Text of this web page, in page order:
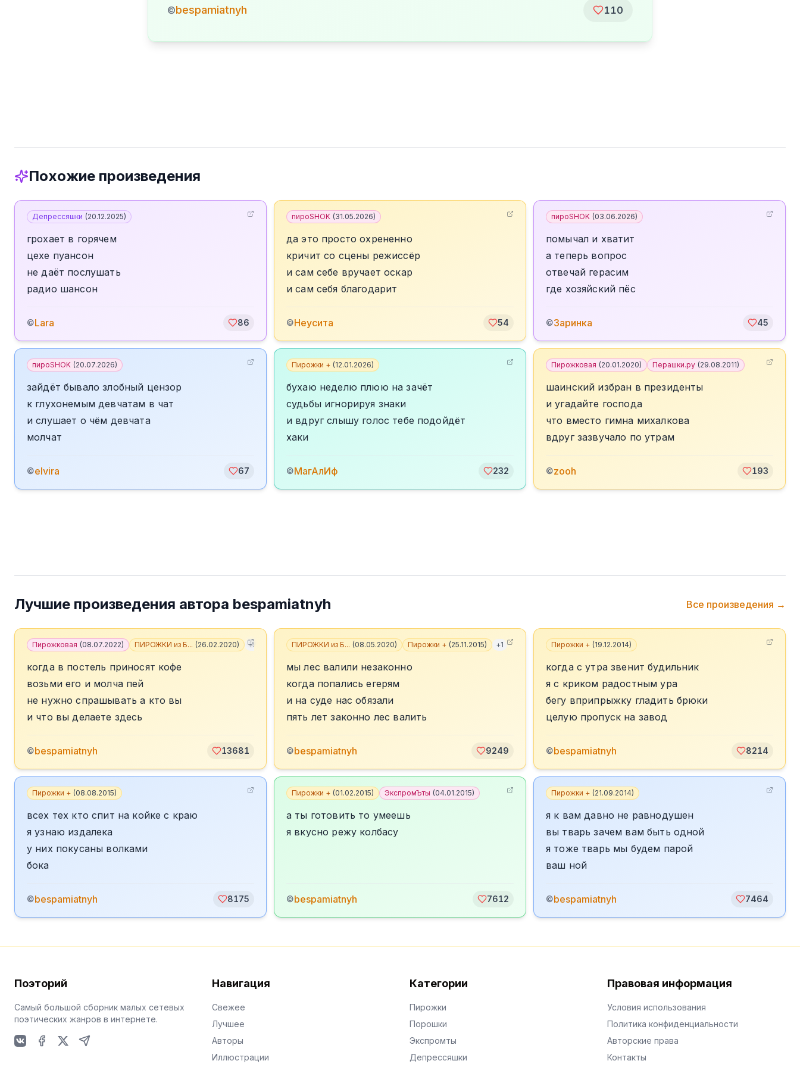
©bespamiatnyh 110
Похожие произведения
Депрессяшки (20.12.2025)
грохает в горячем
цехе пуансон
не даёт послушать
радио шансон
©Lara 86
пироSHOK (31.05.2026)
да это просто охрененно
кричит со сцены режиссёр
и сам себе вручает оскар
и сам себя благодарит
©Неусита 54
пироSHOK (03.06.2026)
помычал и хватит
а теперь вопрос
отвечай герасим
где хозяйский пёс
©Заринка 45
пироSHOK (20.07.2026)
зайдёт бывало злобный цензор
к глухонемым девчатам в чат
и слушает о чём девчата
молчат
©elvira 67
Пирожки + (12.01.2026)
бухаю неделю плюю на зачёт
судьбы игнорируя знаки
и вдруг слышу голос тебе подойдёт
хаки
©МагАлИф 232
Пирожковая (20.01.2020) Перашки.ру (29.08.2011)
шаинский избран в президенты
и угадайте господа
что вместо гимна михалкова
вдруг зазвучало по утрам
©zooh 193
Лучшие произведения автора bespamiatnyh Все произведения →
Пирожковая (08.07.2022) ПИРОЖКИ из Б... (26.02.2020) +5
когда в постель приносят кофе
возьми его и молча пей
не нужно спрашывать а кто вы
и что вы делаете здесь
©bespamiatnyh 13681
ПИРОЖКИ из Б... (08.05.2020) Пирожки + (25.11.2015) +1
мы лес валили незаконно
когда попались егерям
и на суде нас обязали
пять лет законно лес валить
©bespamiatnyh 9249
Пирожки + (19.12.2014)
когда с утра звенит будильник
я с криком радостным ура
бегу вприпрыжку гладить брюки
целую пропуск на завод
©bespamiatnyh 8214
Пирожки + (08.08.2015)
всех тех кто спит на койке с краю
я узнаю издалека
у них покусаны волками
бока
©bespamiatnyh 8175
Пирожки + (01.02.2015) ЭкспромЪты (04.01.2015)
а ты готовить то умеешь
я вкусно режу колбасу
©bespamiatnyh 7612
Пирожки + (21.09.2014)
я к вам давно не равнодушен
вы тварь зачем вам быть одной
я тоже тварь мы будем парой
ваш ной
©bespamiatnyh 7464
Поэторий
Самый большой сборник малых сетевых
поэтических жанров в интернете.
Навигация
Свежее
Лучшее
Авторы
Иллюстрации
Категории
Пирожки
Порошки
Экспромты
Депрессяшки
Правовая информация
Условия использования
Политика конфиденциальности
Авторские права
Контакты